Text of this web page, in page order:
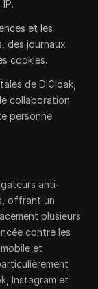
et les
des journaux
cookies.
de DICloak,
collaboration
personne
anti-
offrant un
plusieurs
contre les
et
Instagram et